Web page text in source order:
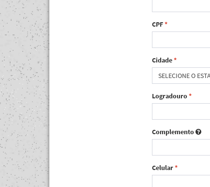
CPF*
Cidade*
SELECIONE O
Logradouro*
Complemento
Celular*